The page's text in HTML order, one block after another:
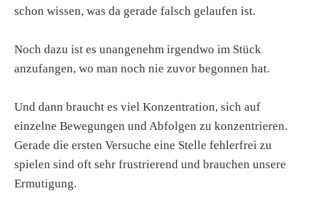
schon wissen, was da gerade falsch gelaufen ist.
Noch dazu ist es unangenehm irgendwo im Stück
anzufangen, wo man noch nie zuvor begonnen hat.
Und dann braucht es viel Konzentration, sich auf
einzelne Bewegungen und Abfolgen zu konzentrieren.
Gerade die ersten Versuche eine Stelle fehlerfrei zu
spielen sind oft sehr frustrierend und brauchen unsere
Ermutigung.